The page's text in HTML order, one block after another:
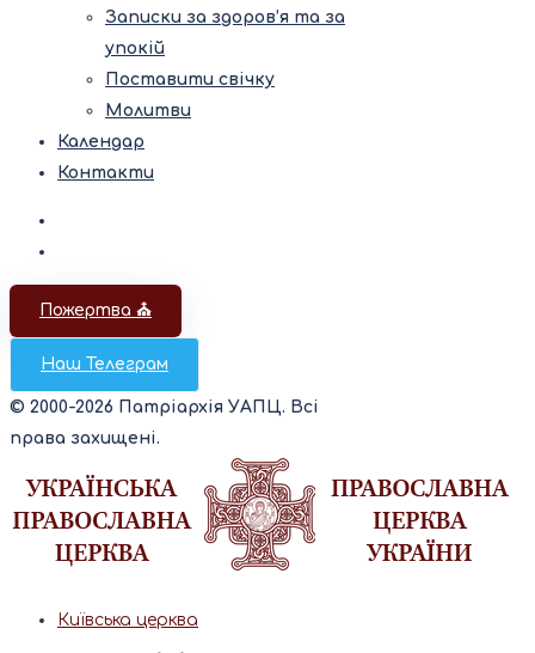
Записки за здоров’я та за
упокій
Поставити свічку
Молитви
Календар
Контакти
Пожертва ⛪️
Наш Телеграм
© 2000-2026 Патріархія УАПЦ. Всі
права захищені.
Київська церква